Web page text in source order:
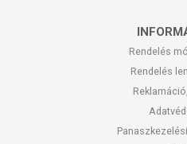
Rendelés
Rendelés